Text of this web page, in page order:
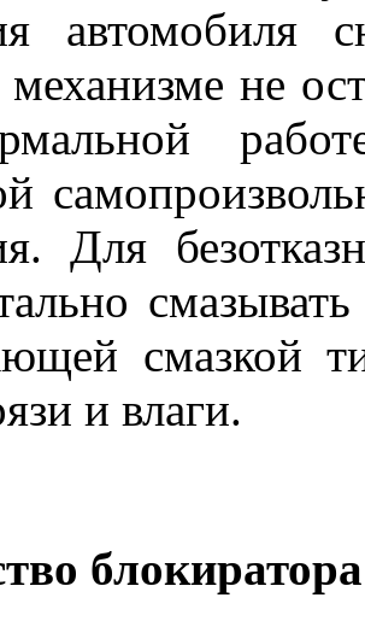
автомобиля
не
Для
смазкой
и влаги.